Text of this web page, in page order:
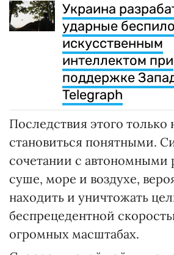
Украина
ударные
искусственным
интеллектом при
поддержке
Telegraph
Последствия этого только
становиться понятными.
сочетании с автономными
суше, море и воздухе,
находить и уничтожать
беспрецедентной
огромных масштабах.